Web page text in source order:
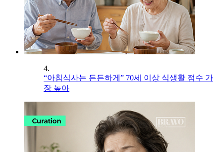
4.
“아침식사는 든든하게” 70세 이상 식생활 점수 가
장 높아